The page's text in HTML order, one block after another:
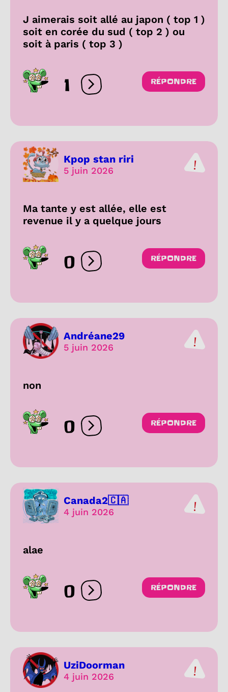
J aimerais soit allé au japon ( top 1 )
soit en corée du sud ( top 2 ) ou
soit à paris ( top 3 )
1 Ouvrir les réactions
RÉPONDRE
Kpop stan riri
5 juin 2026
Ma tante y est allée, elle est
revenue il y a quelque jours
0 Ouvrir les réactions
RÉPONDRE
Andréane29
5 juin 2026
non
0 Ouvrir les réactions
RÉPONDRE
Canada2🇨🇦
4 juin 2026
alae
0 Ouvrir les réactions
RÉPONDRE
UziDoorman
4 juin 2026